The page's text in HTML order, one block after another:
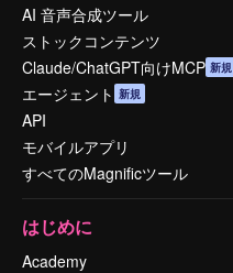
AI 音声合成ツール
ストックコンテンツ
Claude/ChatGPT向けMCP 新規
エージェント 新規
API
モバイルアプリ
すべてのMagnificツール
はじめに
Academy